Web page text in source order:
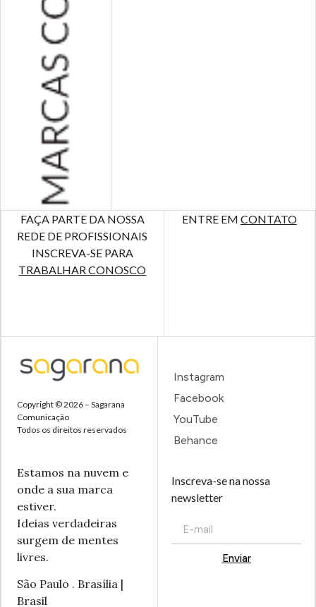
FAÇA PARTE DA NOSSA
REDE DE PROFISSIONAIS
INSCREVA-SE PARA
TRABALHAR CONOSCO
ENTRE EM CONTATO
Copyright © 2026 – Sagarana
Comunicação
Todos os direitos reservados
Estamos na nuvem e
onde a sua marca
estiver.
Ideias verdadeiras
surgem de mentes
livres.
São Paulo . Brasília |
Brasil
Instagram
Facebook
YouTube
Behance
Inscreva-se na nossa
newsletter
Enviar